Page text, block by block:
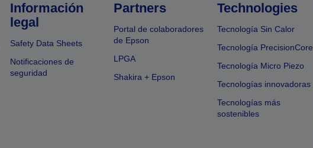
Información
legal
Safety Data Sheets
Notificaciones de
seguridad
Partners
Portal de colaboradores
de Epson
LPGA
Shakira + Epson
Technologies
Tecnología Sin Calor
Tecnología PrecisionCore
Tecnología Micro Piezo
Tecnologías innovadoras
Tecnologías más
sostenibles